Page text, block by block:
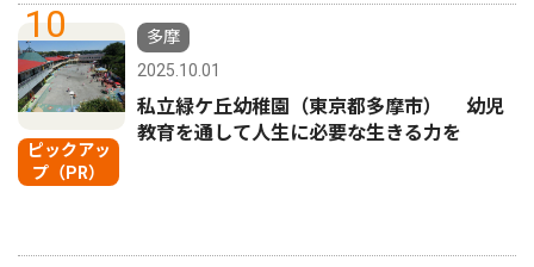
10
ピックアッ
プ（PR）
多摩
2025.10.01
私立緑ケ丘幼稚園（東京都多摩市） 幼児
教育を通して人生に必要な生きる力を